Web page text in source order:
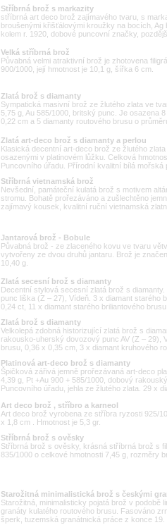
Stříbrná brož s markazity
stříbrná art deco brož zajímavého tvaru, s
broušenými křišťálovými kroužky na bocích, Ag
kolem r. 1920, dobové puncovní značky,
Velká stříbrná brož
Půvabná velmi atraktivní brož je zhotovena
900/1000, její hmotnost je 10,1 g, šířka 6 cm.
Zlatá brož s diamanty
Sympatická masivní brož ze žlutého zlata ve
5,75 g, Au 585/1000, britský punc. Je osazena
0,22 cm a 5 diamanty routového brusu o
Zlatá art-deco brož s diamanty a perlou
Klasická decentní art-deco brož ze žlutého
osazenými v platinovém lůžku. Celková
Puncovního úřadu. Přírodní kvalitní bílá mořská
Stříbrná vietnamská brož
Nevšední, památeční kulatá brož s motivem
stromu. Bohatě prořezáváno a zušlechtěno
zajímavý kousek, kvalitní ruční vietnamská
Jantarová brož - Bobule
Půvabná brož - ze zlaceného kovu ve tvaru
vytvořeny ze dvou druhů jantaru. Brož je
10,40 g.
Zlatá secesní brož s diamanty
Decentní stylová secesní zlatá brož s diamanty.
punc liška (Z – 27), Vídeň. 3 x diamant starého
0,24 ct, 11 x diamant starého briliantového
Zlatá brož s diamanty
Velkolepá zdobná historizující zlatá brož s
rakousko-uherský dovozový punc AV (Z – 29),
brusu, 0,36 x 0,35 cm, 3 x diamant kruhového
Platinová art-deco brož s diamanty
Špičková zářivá jemně prořezávaná art-deco
4,39 g, Pt +Au 900 + 585/1000, dobový
Puncovního úřadu, jehla ze žlutého zlata. 29 x
Art deco brož , stříbro a karneol
Art deco brož vyrobena ze stříbra ryzosti 925/
x 1,8 cm . Hmotnost je 5,3 gr.
Stříbrná brož s ověsky
Stříbrná brož s ověsky, krásná stříbrná brož s
835/1000 o celkové hmotnosti 7,45 g, rozměry
Starožitná minimalistická brož s českými
Starožitná, minimalisticky pojatá brož v podobě
granáty kulatého routového brusu. Fasováno
šperk, tuzemská granátnická práce z konce 19.